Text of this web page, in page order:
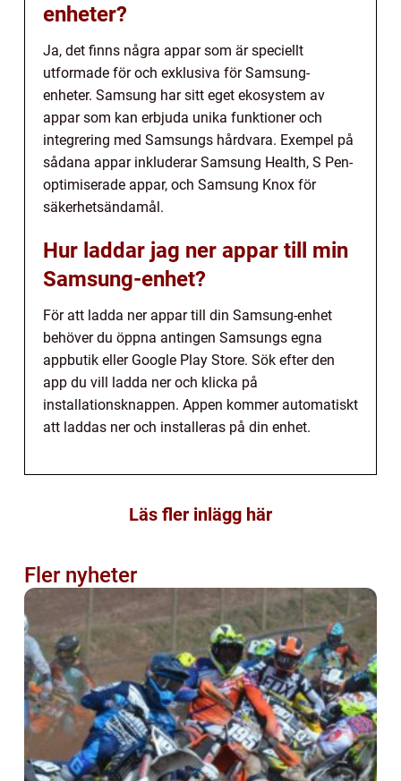
enheter?
Ja, det finns några appar som är speciellt
utformade för och exklusiva för Samsung-
enheter. Samsung har sitt eget ekosystem av
appar som kan erbjuda unika funktioner och
integrering med Samsungs hårdvara. Exempel på
sådana appar inkluderar Samsung Health, S Pen-
optimiserade appar, och Samsung Knox för
säkerhetsändamål.
Hur laddar jag ner appar till min
Samsung-enhet?
För att ladda ner appar till din Samsung-enhet
behöver du öppna antingen Samsungs egna
appbutik eller Google Play Store. Sök efter den
app du vill ladda ner och klicka på
installationsknappen. Appen kommer automatiskt
att laddas ner och installeras på din enhet.
Läs fler inlägg här
Fler nyheter